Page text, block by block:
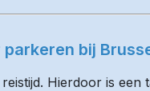
bij
Hierdoor is een